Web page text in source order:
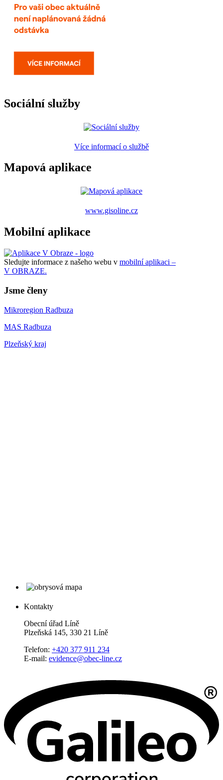
Sociální služby
Více informací o službě
Mapová aplikace
www.gisoline.cz
Mobilní aplikace
Sledujte informace z našeho webu v mobilní aplikaci –
V OBRAZE.
Jsme členy
Mikroregion Radbuza
MAS Radbuza
Plzeňský kraj
Kontakty
Obecní úřad Líně
Plzeňská 145, 330 21 Líně
Telefon: +420 377 911 234
E-mail: evidence@obec-line.cz